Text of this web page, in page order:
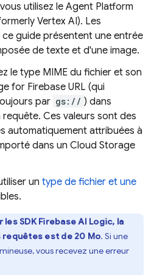
utilisez leAgent Platform
Vertex AI). Les
ce guide présentent une entrée
de texte et d'une image.
le type MIME du fichier et son
for Firebase URL (qui
par gs:// ) dans
requête. Ces valeurs sont des
automatiquement attribuées à
dans un Cloud Storage
un type de fichier et une
les SDKFirebase AI Logic, la
requêtes est de 20 Mo. Si une
vous recevez une erreur